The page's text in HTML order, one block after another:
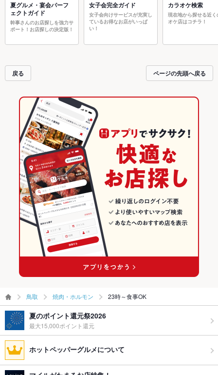
夏グルメ・宴会パーフ
ェクトガイド
幹事さんのお店探しを強力サ
ポート！お店探しの決定版！
女子会完全ガイド
女子会向けサービスが充実し
ているお得なお店がいっぱ
い！
カラオケ検索
現在地から探せる近く
オケ店はコチラ！
戻る ページの先頭へ戻る
鳥取 焼肉・ホルモン 23時～食事OK
夏のポイント還元祭2026
最大15,000ポイント還元
ホットペッパーグルメについて